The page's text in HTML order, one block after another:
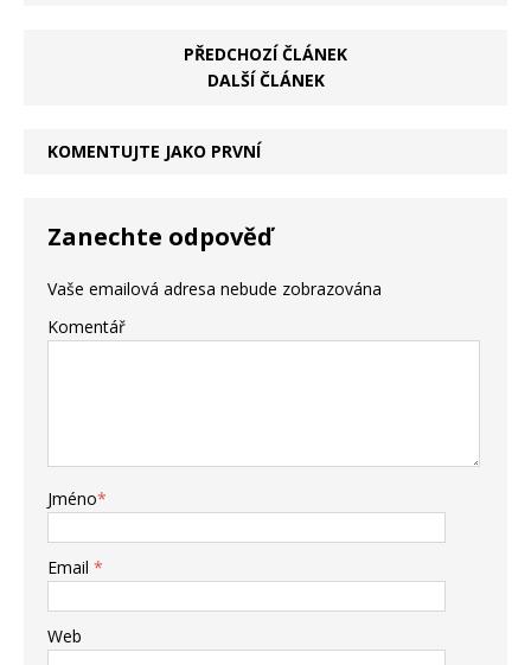
PŘEDCHOZÍ ČLÁNEK
DALŠÍ ČLÁNEK
KOMENTUJTE JAKO PRVNÍ
Zanechte odpověď
Vaše emailová adresa nebude zobrazována
Komentář
Jméno*
Email *
Web